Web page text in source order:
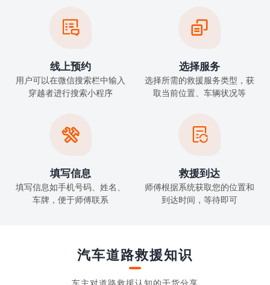

线上预约
用户可以在微信搜索栏中输入
穿越者进行搜索小程序

选择服务
选择所需的救援服务类型，获
取当前位置、车辆状况等

填写信息
填写信息如手机号码、姓名、
车牌，便于师傅联系

救援到达
师傅根据系统获取您的位置和
到达时间，等待即可
汽车道路救援知识
车主对道路救援认知的干货分享